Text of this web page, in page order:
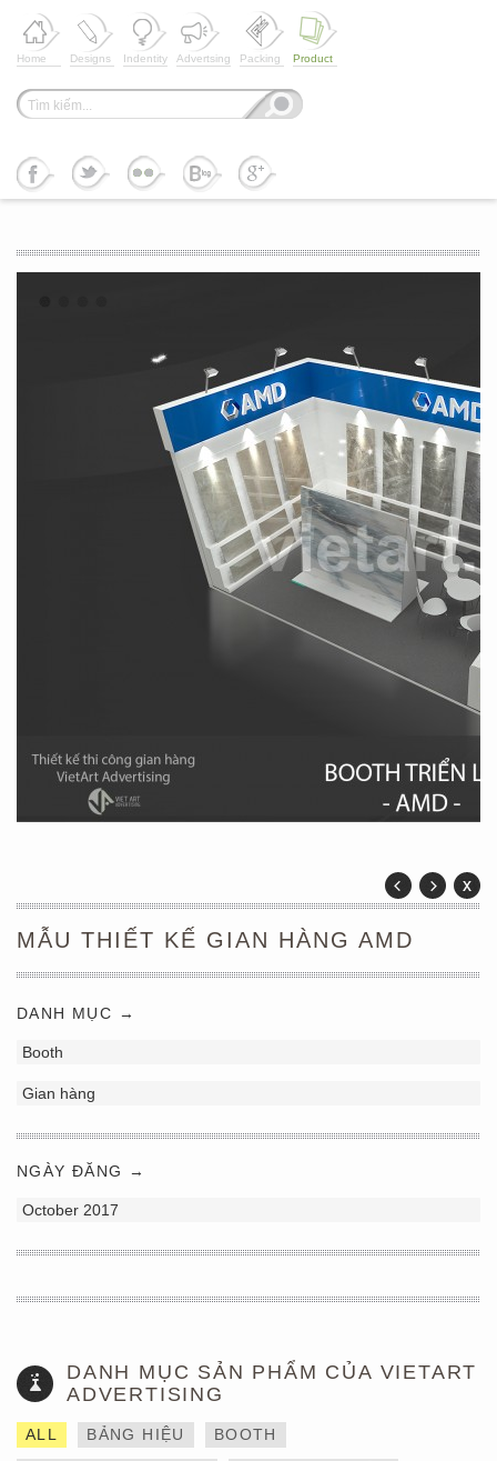
Home Designs Indentity Advertsing Packing Product
MẪU THIẾT KẾ GIAN HÀNG AMD
DANH MỤC →
Booth
Gian hàng
NGÀY ĐĂNG →
October 2017
DANH MỤC SẢN PHẨM CỦA VIETART
ADVERTISING
ALL BẢNG HIỆU BOOTH